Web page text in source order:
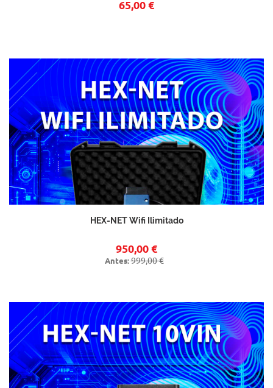
65,00 €
HEX-NET Wifi Ilimitado
950,00 €
Antes:999,00 €